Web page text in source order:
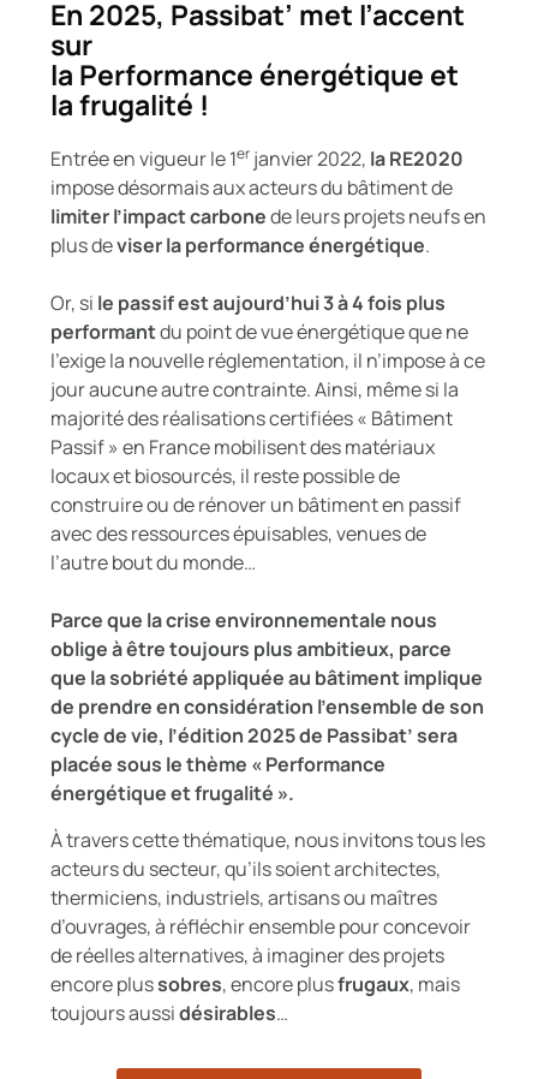
En 2025, Passibat’ met l’accent
sur
la Performance énergétique et
la frugalité !​
Entrée en vigueur le 1er janvier 2022, la RE2020
impose désormais aux acteurs du bâtiment de
limiter l’impact carbonede leurs projets neufs en
plus deviser la performance énergétique.
Or, si le passif est aujourd’hui 3 à 4 fois plus
performantdu point de vue énergétique que ne
l’exige la nouvelle réglementation, il n’impose à ce
jour aucune autre contrainte. Ainsi, même si la
majorité des réalisations certifiées « Bâtiment
Passif » en France mobilisent des matériaux
locaux et biosourcés, il reste possible de
construire ou de rénover un bâtiment en passif
avec des ressources épuisables, venues de
l’autre bout du monde…
Parce que la crise environnementale nous
oblige à être toujours plus ambitieux, parce
que la sobriété appliquée au bâtiment implique
de prendre en considération l’ensemble de son
cycle de vie, l’édition 2025 de Passibat’ sera
placée sous le thème « Performance
énergétique et frugalité ».
À travers cette thématique, nous invitons tous les
acteurs du secteur, qu’ils soient architectes,
thermiciens, industriels, artisans ou maîtres
d’ouvrages, à réfléchir ensemble pour concevoir
de réelles alternatives, à imaginer des projets
encore plussobres, encore plusfrugaux, mais
toujours aussidésirables…